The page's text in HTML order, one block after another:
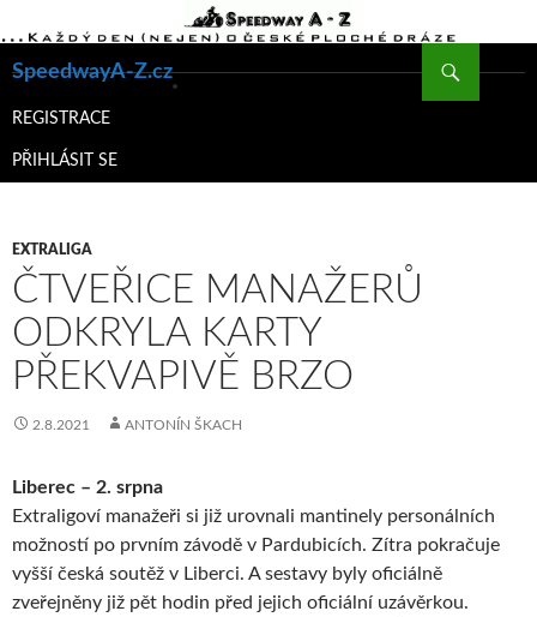
SpeedwayA-Z.cz
K
WEBU
REGISTRACE
PŘIHLÁSIT SE
EXTRALIGA
ČTVEŘICE MANAŽERŮ
ODKRYLA KARTY
PŘEKVAPIVĚ BRZO
2.8.2021 ANTONÍN ŠKACH
Liberec – 2. srpna
Extraligoví manažeři si již urovnali mantinely personálních
možností po prvním závodě v Pardubicích. Zítra pokračuje
vyšší česká soutěž v Liberci. A sestavy byly oficiálně
zveřejněny již pět hodin před jejich oficiální uzávěrkou.